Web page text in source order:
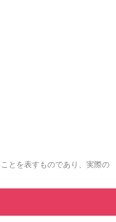
とを表すものであり、実際の